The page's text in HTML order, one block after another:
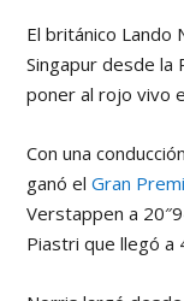
El británico Lando
Singapur desde la
poner al rojo vivo
Con una
ganó elGran
Verstappen a
Piastri que llegó a